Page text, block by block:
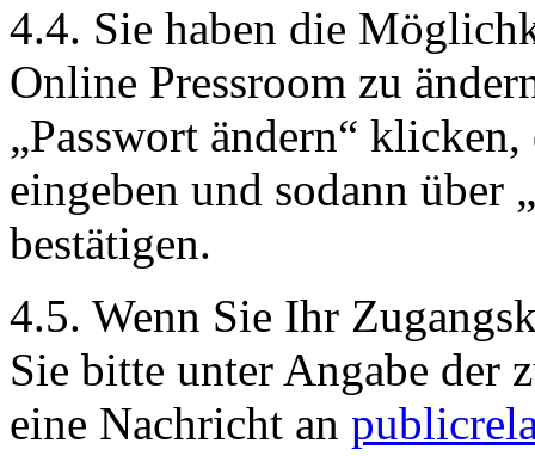
4.4. Sie haben die
Online Pressroom zu
„Passwort ändern“
eingeben und sodann über
bestätigen.
4.5. Wenn Sie Ihr
Sie bitte unter Angabe der
eine Nachricht an